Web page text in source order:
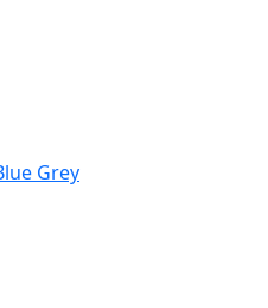
Grey